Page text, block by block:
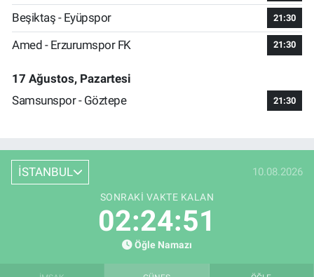
Beşiktaş - Eyüpspor 21:30
Amed - Erzurumspor FK 21:30
17 Ağustos, Pazartesi
Samsunspor - Göztepe
21:30
İSTANBUL 10.08.2026
SONRAKI VAKTE KALAN
02:24:50
Öğle Namazı